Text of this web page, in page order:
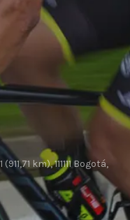
km), 111111 Bogotá,